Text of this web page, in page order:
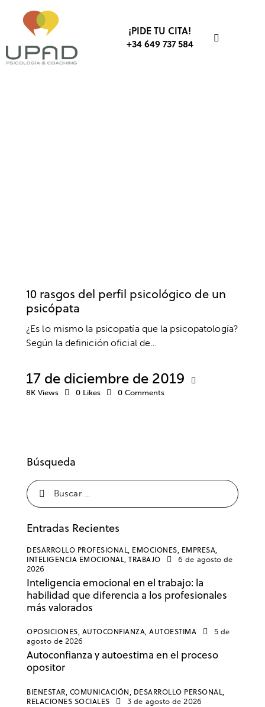
¡PIDE TU CITA!
+34 649 737 584
10 rasgos del perfil psicológico de un
psicópata
¿Es lo mismo la psicopatía que la psicopatología?
Según la definición oficial de…
17 de diciembre de 2019
8K Views 0 Likes 0 Comments
Búsqueda
Entradas Recientes
DESARROLLO PROFESIONAL, EMOCIONES, EMPRESA,
INTELIGENCIA EMOCIONAL, TRABAJO
6 de agosto de
2026
Inteligencia emocional en el trabajo: la
habilidad que diferencia a los profesionales
más valorados
OPOSICIONES, AUTOCONFIANZA, AUTOESTIMA
5 de
agosto de 2026
Autoconfianza y autoestima en el proceso
opositor
BIENESTAR, COMUNICACIÓN, DESARROLLO PERSONAL,
RELACIONES SOCIALES
3 de agosto de 2026